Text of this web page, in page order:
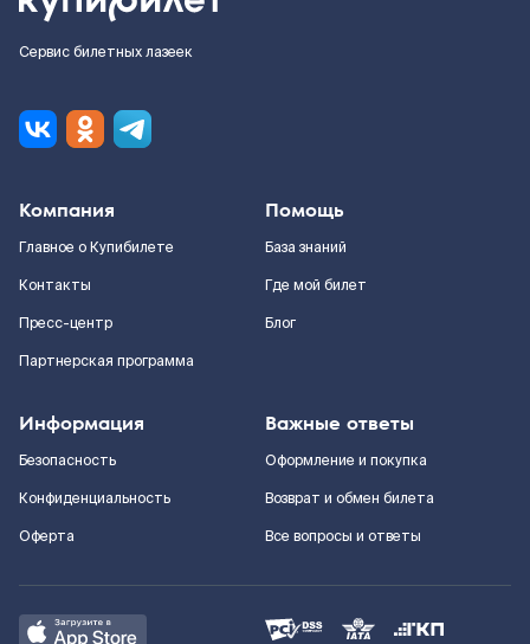
Сервис билетных лазеек
Компания
Главное о Купибилете
Контакты
Пресс-центр
Партнерская программа
Помощь
База знаний
Где мой билет
Блог
Информация
Безопасность
Конфиденциальность
Оферта
Важные ответы
Оформление и покупка
Возврат и обмен билета
Все вопросы и ответы